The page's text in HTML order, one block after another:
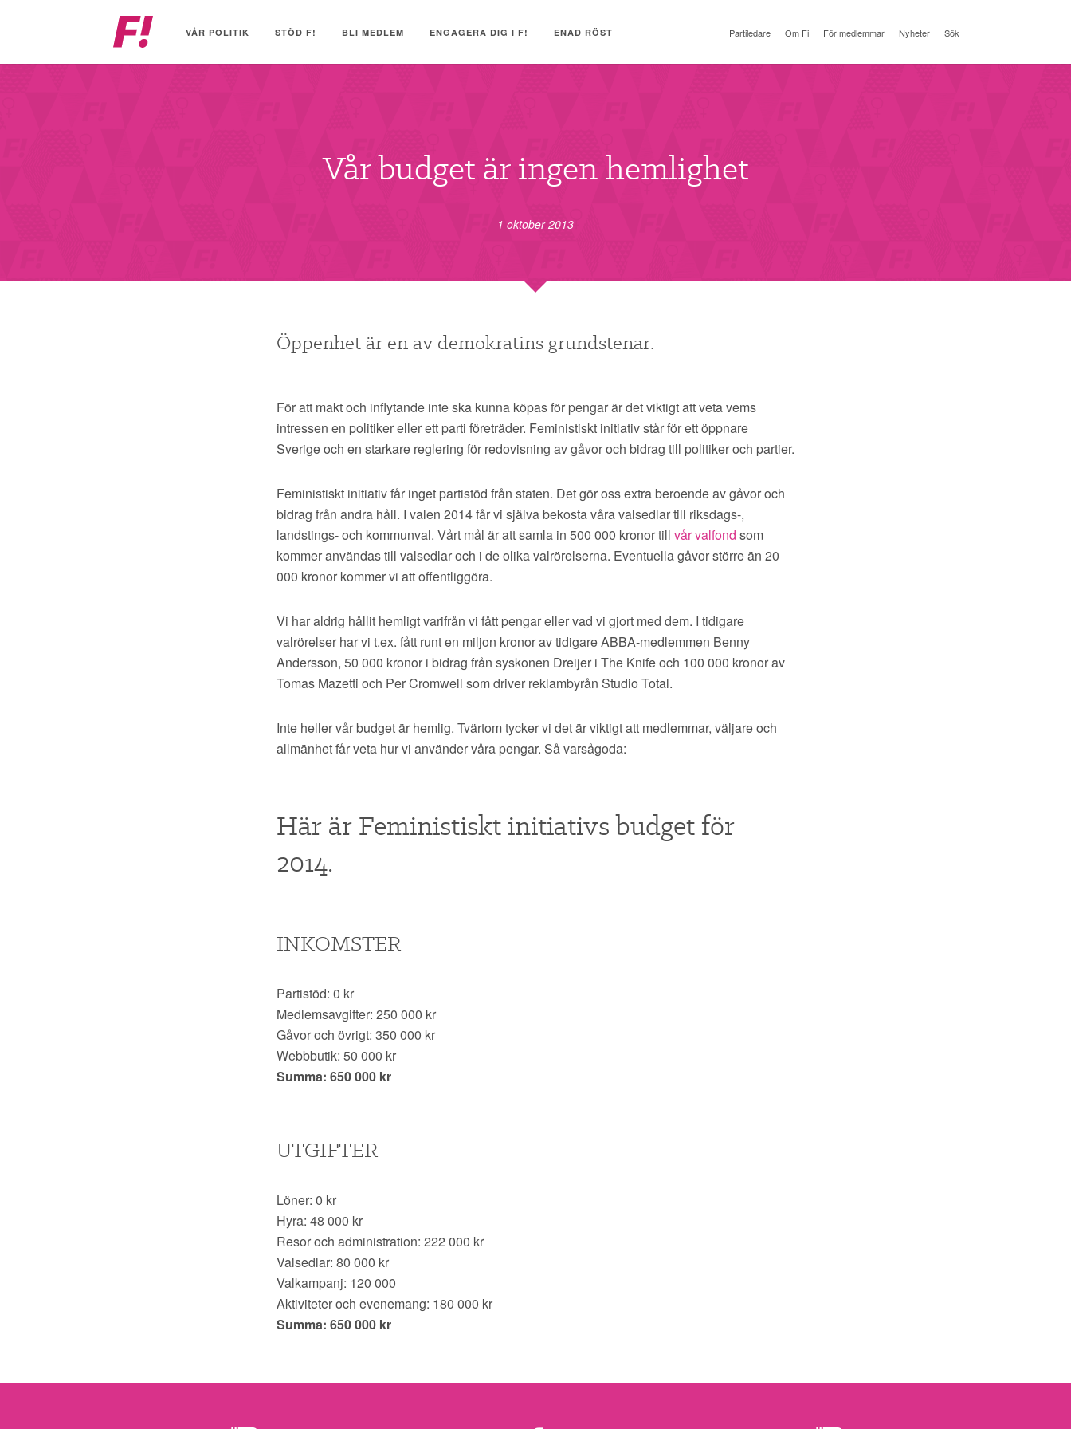
initiativ
VÅR POLITIK STÖD F! BLI MEDLEM ENGAGERA DIG I F! ENAD RÖST Partiledare Om Fi För medlemmar Nyheter Sök
Vår budget är ingen hemlighet
1 oktober 2013
Öppenhet är en av demokratins grundstenar.
För att makt och inflytande inte ska kunna köpas för pengar är det viktigt att veta vems
intressen en politiker eller ett parti företräder. Feministiskt initiativ står för ett öppnare
Sverige och en starkare reglering för redovisning av gåvor och bidrag till politiker och partier.
Feministiskt initiativ får inget partistöd från staten. Det gör oss extra beroende av gåvor och
bidrag från andra håll. I valen 2014 får vi själva bekosta våra valsedlar till riksdags-,
landstings- och kommunval. Vårt mål är att samla in 500 000 kronor till vår valfond som
kommer användas till valsedlar och i de olika valrörelserna. Eventuella gåvor större än 20
000 kronor kommer vi att offentliggöra.
Vi har aldrig hållit hemligt varifrån vi fått pengar eller vad vi gjort med dem. I tidigare
valrörelser har vi t.ex. fått runt en miljon kronor av tidigare ABBA-medlemmen Benny
Andersson, 50 000 kronor i bidrag från syskonen Dreijer i The Knife och 100 000 kronor av
Tomas Mazetti och Per Cromwell som driver reklambyrån Studio Total.
Inte heller vår budget är hemlig. Tvärtom tycker vi det är viktigt att medlemmar, väljare och
allmänhet får veta hur vi använder våra pengar. Så varsågoda:
Här är Feministiskt initiativs budget för
2014.
INKOMSTER
Partistöd: 0 kr
Medlemsavgifter: 250 000 kr
Gåvor och övrigt: 350 000 kr
Webbbutik: 50 000 kr
Summa: 650 000 kr
UTGIFTER
Löner: 0 kr
Hyra: 48 000 kr
Resor och administration: 222 000 kr
Valsedlar: 80 000 kr
Valkampanj: 120 000
Aktiviteter och evenemang: 180 000 kr
Summa: 650 000 kr